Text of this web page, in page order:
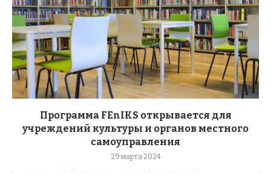
Программа FEnIKS открывается для
учреждений культуры и органов местного
самоуправления
29 марта 2024